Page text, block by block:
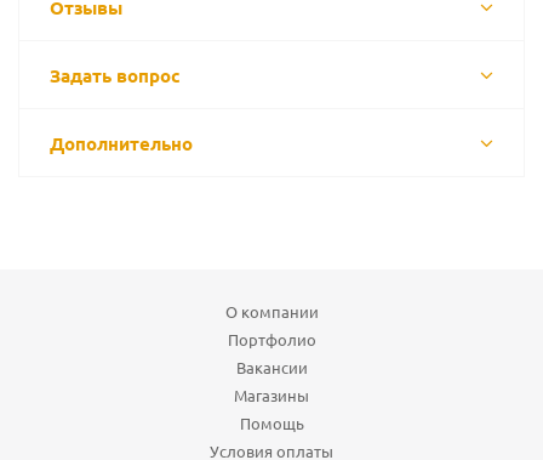
Отзывы
Задать вопрос
Дополнительно
О компании
Портфолио
Вакансии
Магазины
Помощь
Условия оплаты